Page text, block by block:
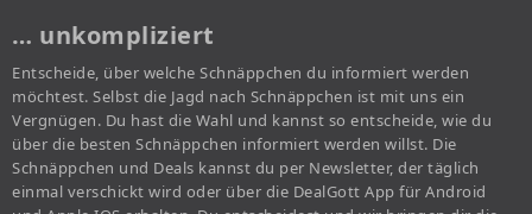
… unkompliziert
Entscheide, über welche Schnäppchen du informiert werden
möchtest. Selbst die Jagd nach Schnäppchen ist mit uns ein
Vergnügen. Du hast die Wahl und kannst so entscheide, wie du
über die besten Schnäppchen informiert werden willst. Die
Schnäppchen und Deals kannst du per Newsletter, der täglich
einmal verschickt wird oder über die DealGott App für Android